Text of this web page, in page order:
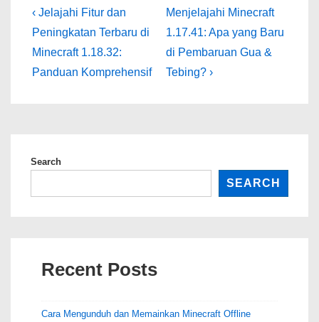
Post
navigation
Previous
Post
is
‹ Jelajahi Fitur dan
Peningkatan Terbaru di
Minecraft 1.18.32:
Panduan Komprehensif
Next
Post
is
Menjelajahi Minecraft
1.17.41: Apa yang Baru
di Pembaruan Gua &
Tebing? ›
Search
SEARCH
Recent Posts
Cara Mengunduh dan Memainkan Minecraft Offline